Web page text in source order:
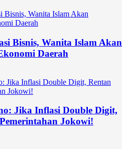
Bisnis, Wanita Islam Akan
Daerah
Jika Inflasi Double Digit,
Jokowi!